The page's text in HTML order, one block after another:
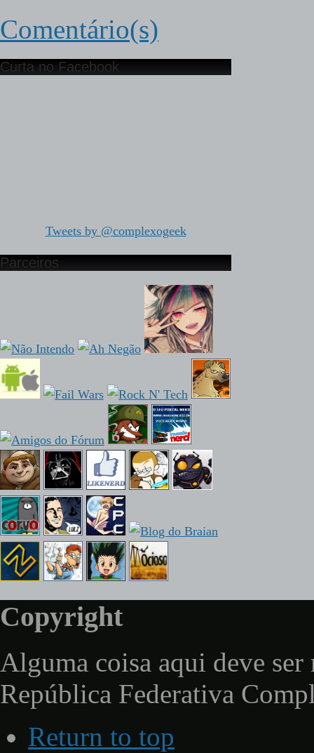
Comentário(s)
Curta no Facebook
Tweets by @complexogeek
Parceiros
Copyright
Alguma coisa aqui deve ser
República Federativa
Return to top